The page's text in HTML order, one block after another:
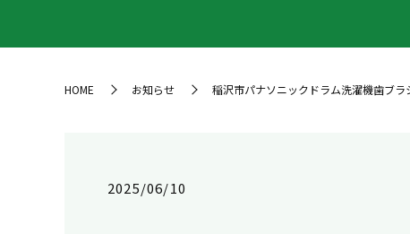
HOME お知らせ 稲沢市パナソニックドラム洗濯機歯ブ
2025/06/10